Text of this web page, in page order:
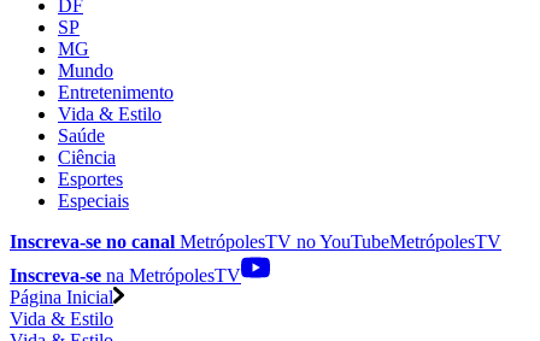
DF
SP
MG
Mundo
Entretenimento
Vida & Estilo
Saúde
Ciência
Esportes
Especiais
Inscreva-se no canal MetrópolesTV noYouTubeMetrópolesTV
Inscreva-se na MetrópolesTV
Página Inicial
Vida & Estilo